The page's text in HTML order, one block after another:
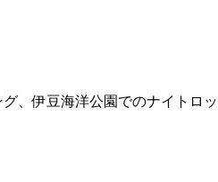
、伊豆海洋公園でのナイトロッ